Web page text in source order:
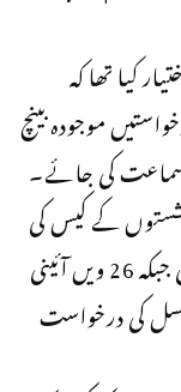
کیا تھا کہ
موجودہ بینچ
کے کیس کی
سماعت بغیر کسی رکاوٹ کے آگے بڑھے گی جبکہ 26 ویں آئینی
کی درخواست